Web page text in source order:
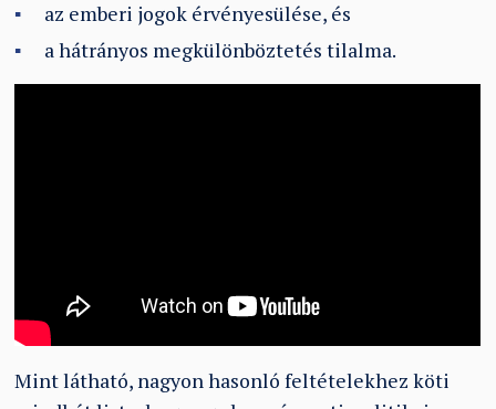
az emberi jogok érvényesülése, és
a hátrányos megkülönböztetés tilalma.
Mint látható, nagyon hasonló feltételekhez köti